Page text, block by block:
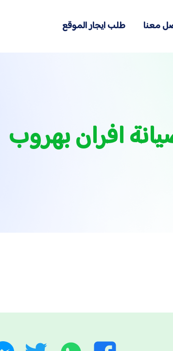
معنا طلب ايجار الموقع
افران بهروب
واتساب تويتر